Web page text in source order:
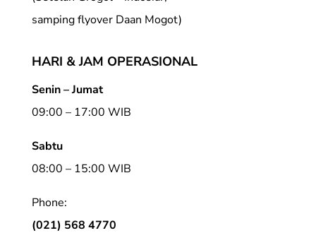
samping flyover Daan Mogot)
HARI & JAM OPERASIONAL
Senin – Jumat
09:00 – 17:00 WIB
Sabtu
08:00 – 15:00 WIB
Phone:
(021) 568 4770